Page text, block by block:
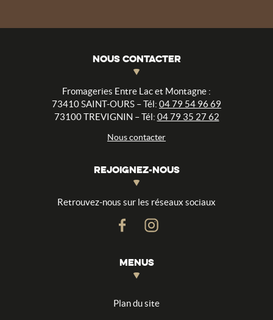
NOUS CONTACTER
Fromageries Entre Lac et Montagne :
73410 SAINT-OURS – Tél: 04 79 54 96 69
73100 TREVIGNIN – Tél: 04 79 35 27 62
Nous contacter
REJOIGNEZ-NOUS
Retrouvez-nous sur les réseaux sociaux
MENUS
Plan du site